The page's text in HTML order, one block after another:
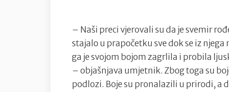
– Naši preci vjerovali su da je svemir
stajalo u prapočetku sve dok se iz
ga je svojom bojom zagrlila i probila
– objašnjava umjetnik. Zbog toga su
podlozi. Boje su pronalazili u prirodi, a